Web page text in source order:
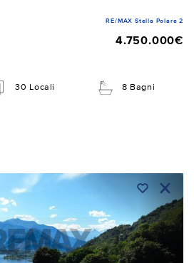
RE/MAX Stella Polare 2
4.750.000€
30 Locali 8 Bagni